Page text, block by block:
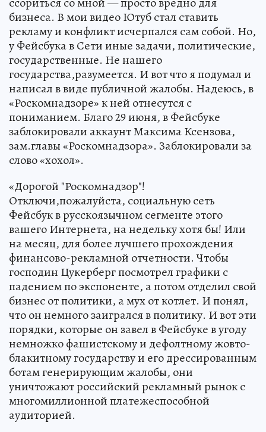
бизнеса. В мои видео Ютуб стал ставить
рекламу и конфликт исчерпался сам собой. Но,
у Фейсбука в Сети иные задачи, политические,
государственные. Не нашего
государства,разумеется. И вот что я подумал и
написал в виде публичной жалобы. Надеюсь, в
«Роскомнадзоре» к ней отнесутся с
пониманием. Благо 29 июня, в Фейсбуке
заблокировали аккаунт Максима Ксензова,
зам.главы «Роскомнадзора». Заблокировали за
слово «хохол».
«Дорогой "Роскомнадзор"!
Отключи,пожалуйста, социальную сеть
Фейсбук в русскоязычном сегменте этого
вашего Интернета, на недельку хотя бы! Или
на месяц, для более лучшего прохождения
финансово-рекламной отчетности. Чтобы
господин Цукерберг посмотрел графики с
падением по экспоненте, а потом отделил свой
бизнес от политики, а мух от котлет. И понял,
что он немного заигрался в политику. И вот эти
порядки, которые он завел в Фейсбуке в угоду
немножко фашистскому и дефолтному жовто-
блакитному государству и его дрессированным
ботам генерирующим жалобы, они
уничтожают российский рекламный рынок с
многомиллионной платежеспособной
аудиторией.